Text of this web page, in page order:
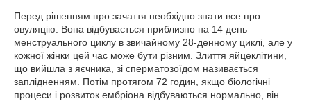
Перед рішенням про зачаття необхідно знати все про
овуляцію. Вона відбувається приблизно на 14 день
менструального циклу в звичайному 28-денному циклі, але у
кожної жінки цей час може бути різним. Злиття яйцеклітини,
що вийшла з яєчника, зі сперматозоїдом називається
заплідненням. Потім протягом 72 годин, якщо біологічні
процеси і розвиток ембріона відбуваються нормально, він